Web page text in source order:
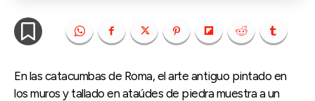
En las catacumbas de Roma, el arte antiguo pintado en
los muros y tallado en ataúdes de piedra muestra a un